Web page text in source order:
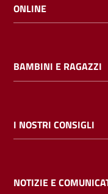
ONLINE
BAMBINI E RAGAZZI
I NOSTRI CONSIGLI
NOTIZIE E